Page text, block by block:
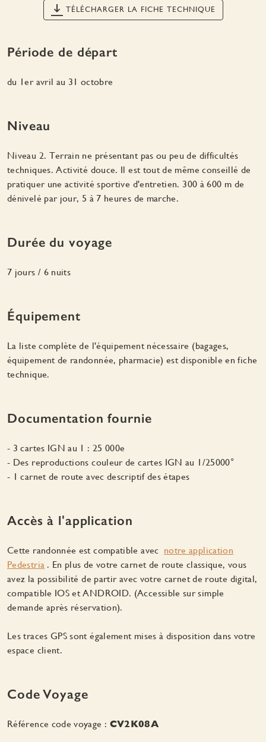
TÉLÉCHARGER LA FICHE TECHNIQUE
Période de départ
du 1er avril au 31 octobre
Niveau
Niveau 2. Terrain ne présentant pas ou peu de difficultés
techniques. Activité douce. Il est tout de même conseillé de
pratiquer une activité sportive d'entretien. 300 à 600 m de
dénivelé par jour, 5 à 7 heures de marche.
Durée du voyage
7 jours / 6 nuits
Équipement
La liste complète de l'équipement nécessaire (bagages,
équipement de randonnée, pharmacie) est disponible en fiche
technique.
Documentation fournie
- 3 cartes IGN au 1 : 25 000e
- Des reproductions couleur de cartes IGN au 1/25000°
- 1 carnet de route avec descriptif des étapes
Accès à l'application
Cette randonnée est compatible avec notre application
Pedestria . En plus de votre carnet de route classique, vous
avez la possibilité de partir avec votre carnet de route digital,
compatible IOS et ANDROID. (Accessible sur simple
demande après réservation).
Les traces GPS sont également mises à disposition dans votre
espace client.
Code Voyage
Référence code voyage : CV2K08A